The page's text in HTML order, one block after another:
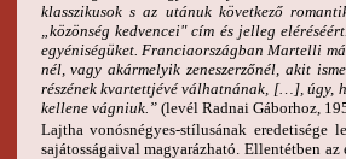
klasszikusok s az utánuk következő
„közönség kedvencei" cím és jelleg
egyéniségüket. Franciaországban Martelli
nél, vagy akármelyik zeneszerzőnél, akit
részének kvartettjévé válhatnának, […], úgy,
kellene vágniuk.” (levél Radnai Gáborhoz,
Lajtha vonósnégyes-stílusának eredetisége
sajátosságaival magyarázható. Ellentétben